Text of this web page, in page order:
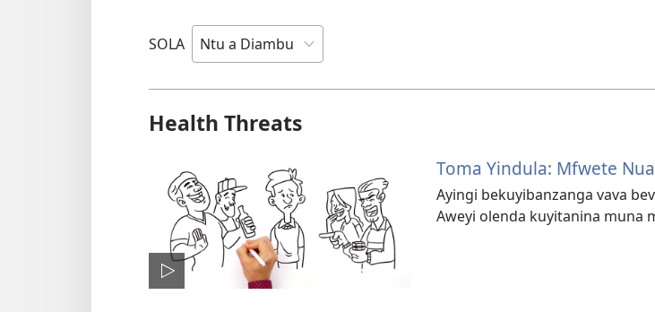
SOLA
Health Threats
Toma Yindula: Mfwete
Ayingi bekuyibanzanga vava
Aweyi olenda kuyitanina muna